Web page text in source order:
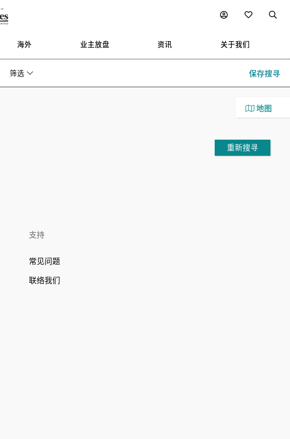
海外 业主放盘 资讯 关于我们
筛选 保存搜寻
地图
重新搜寻
支持
常见问题
联络我们